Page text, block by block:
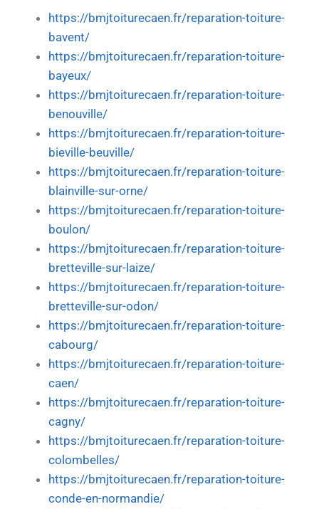
https://bmjtoiturecaen.fr/reparation-toiture-
bavent/
https://bmjtoiturecaen.fr/reparation-toiture-
bayeux/
https://bmjtoiturecaen.fr/reparation-toiture-
benouville/
https://bmjtoiturecaen.fr/reparation-toiture-
bieville-beuville/
https://bmjtoiturecaen.fr/reparation-toiture-
blainville-sur-orne/
https://bmjtoiturecaen.fr/reparation-toiture-
boulon/
https://bmjtoiturecaen.fr/reparation-toiture-
bretteville-sur-laize/
https://bmjtoiturecaen.fr/reparation-toiture-
bretteville-sur-odon/
https://bmjtoiturecaen.fr/reparation-toiture-
cabourg/
https://bmjtoiturecaen.fr/reparation-toiture-
caen/
https://bmjtoiturecaen.fr/reparation-toiture-
cagny/
https://bmjtoiturecaen.fr/reparation-toiture-
colombelles/
https://bmjtoiturecaen.fr/reparation-toiture-
conde-en-normandie/